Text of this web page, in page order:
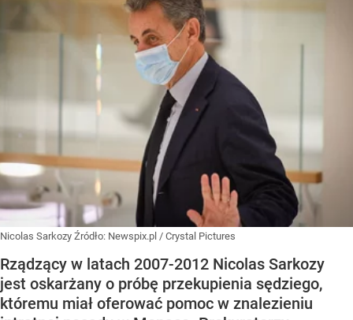
Nicolas Sarkozy Źródło: Newspix.pl / Crystal Pictures
Rządzący w latach 2007-2012 Nicolas Sarkozy
jest oskarżany o próbę przekupienia sędziego,
któremu miał oferować pomoc w znalezieniu